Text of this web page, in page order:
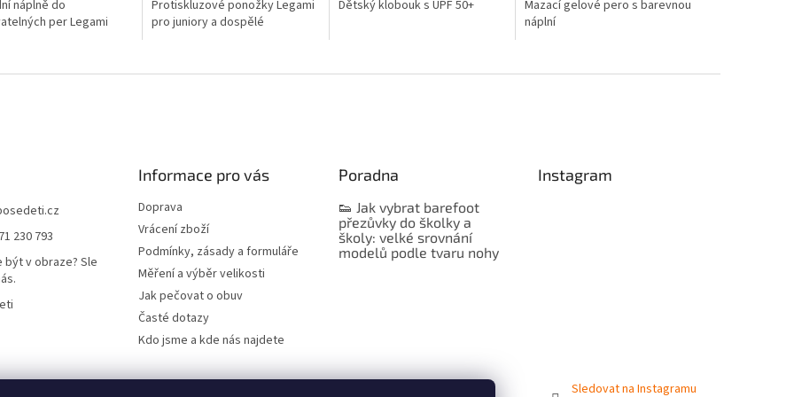
náplně do
per Legami
Protiskluzové ponožky Legami
pro juniory a dospělé
Dětský klobouk s UPF 50+
Mazací gelové pero s barevnou
náplní
230 793
být v obraze? Sle
Informace pro vás
Doprava
Vrácení zboží
Podmínky, zásady a formuláře
Měření a výběr velikosti
Jak pečovat o obuv
Časté dotazy
Kdo jsme a kde nás najdete
Poradna
👟 Jak vybrat barefoot
přezůvky do školky a
školy: velké srovnání
modelů podle tvaru nohy
Instagram
Sledovat na Instagramu